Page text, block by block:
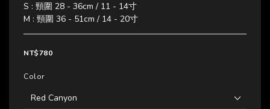
S : 頸圍 28 - 36cm / 11 - 14寸
M : 頸圍 36 - 51cm / 14 - 20寸
NT$780
Color